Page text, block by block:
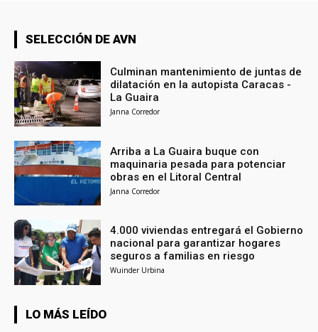
SELECCIÓN DE AVN
Culminan mantenimiento de juntas de
dilatación en la autopista Caracas -
La Guaira
Janna Corredor
Arriba a La Guaira buque con
maquinaria pesada para potenciar
obras en el Litoral Central
Janna Corredor
4.000 viviendas entregará el Gobierno
nacional para garantizar hogares
seguros a familias en riesgo
Wuinder Urbina
LO MÁS LEÍDO